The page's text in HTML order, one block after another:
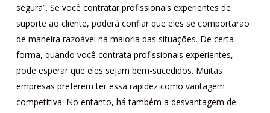
segura”. Se você contratar profissionais experientes de
suporte ao cliente, poderá confiar que eles se comportarão
de maneira razoável na maioria das situações. De certa
forma, quando você contrata profissionais experientes,
pode esperar que eles sejam bem-sucedidos. Muitas
empresas preferem ter essa rapidez como vantagem
competitiva. No entanto, há também a desvantagem de